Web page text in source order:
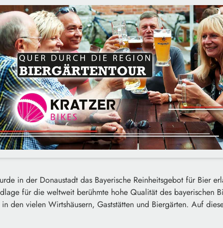
in der Donaustadt das Bayerische Reinheitsgebot für Bier
für die weltweit berühmte hohe Qualität des bayerischen
den vielen Wirtshäusern, Gaststätten und Biergärten. Auf